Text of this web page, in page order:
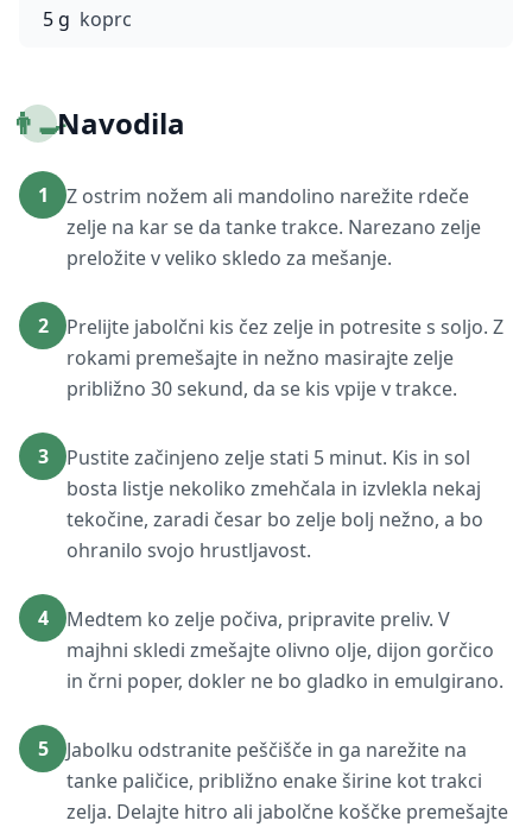
5 g koprc
👨‍🍳Navodila
1
Z ostrim nožem ali mandolino narežite rdeče
zelje na kar se da tanke trakce. Narezano zelje
preložite v veliko skledo za mešanje.
2
Prelijte jabolčni kis čez zelje in potresite s soljo. Z
rokami premešajte in nežno masirajte zelje
približno 30 sekund, da se kis vpije v trakce.
3
Pustite začinjeno zelje stati 5 minut. Kis in sol
bosta listje nekoliko zmehčala in izvlekla nekaj
tekočine, zaradi česar bo zelje bolj nežno, a bo
ohranilo svojo hrustljavost.
4
Medtem ko zelje počiva, pripravite preliv. V
majhni skledi zmešajte olivno olje, dijon gorčico
in črni poper, dokler ne bo gladko in emulgirano.
5
Jabolku odstranite peščišče in ga narežite na
tanke paličice, približno enake širine kot trakci
zelja. Delajte hitro ali jabolčne koščke premešajte